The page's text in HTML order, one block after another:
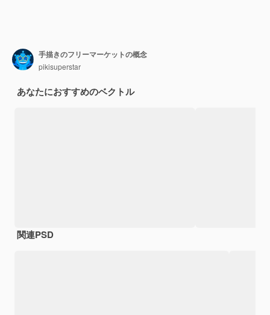
手描きのフリーマーケットの概念
pikisuperstar
あなたにおすすめのベクトル
関連PSD